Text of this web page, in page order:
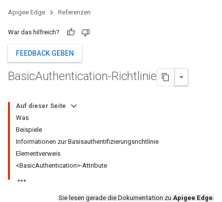
Apigee Edge Referenzen
War das hilfreich?
FEEDBACK GEBEN
BasicAuthentication-Richtlinie
Auf dieser Seite
Was
Beispiele
Informationen zur Basisauthentifizierungsrichtlinie
Elementverweis
<BasicAuthentication>-Attribute
Sie lesen gerade die Dokumentation zu Apigee Edge.